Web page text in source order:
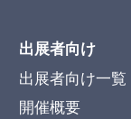
出展者向け
出展者向け一覧
開催概要